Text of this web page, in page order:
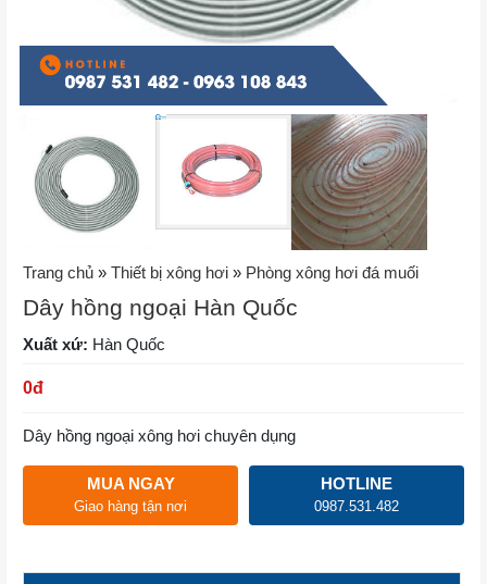
Trang chủ » Thiết bị xông hơi » Phòng xông hơi đá muối
Dây hồng ngoại Hàn Quốc
0đ
Dây hồng ngoại xông hơi chuyên dụng
Xuất xứ: Hàn Quốc
MUA NGAY
Giao hàng tận nơi
HOTLINE
0987.531.482